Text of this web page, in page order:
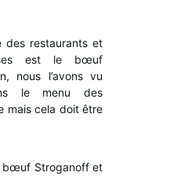
restaurants et
est le bœuf
nous l’avons vu
le menu des
mais cela doit être
bœuf Stroganoff et